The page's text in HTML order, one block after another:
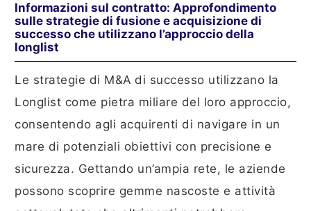
Informazioni sul contratto: Approfondimento
sulle strategie di fusione e acquisizione di
successo che utilizzano l’approccio della
longlist
Le strategie di M&A di successo utilizzano la
Longlist come pietra miliare del loro approccio,
consentendo agli acquirenti di navigare in un
mare di potenziali obiettivi con precisione e
sicurezza. Gettando un’ampia rete, le aziende
possono scoprire gemme nascoste e attività